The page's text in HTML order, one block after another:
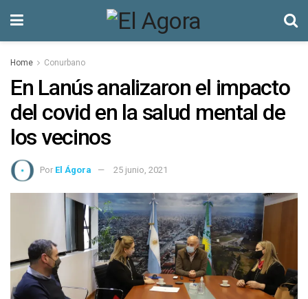
Home Conurbano
En Lanús analizaron el impacto
del covid en la salud mental de
los vecinos
Por El Ágora 25 junio, 2021